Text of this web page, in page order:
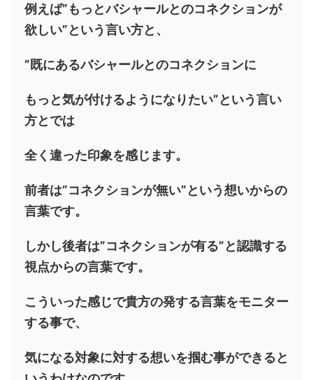
例えば”もっとバシャールとのコネクションが
欲しい”という言い方と、
”既にあるバシャールとのコネクションに
もっと気が付けるようになりたい”という言い
方とでは
全く違った印象を感じます。
前者は”コネクションが無い”という想いからの
言葉です。
しかし後者は”コネクションが有る”と認識する
視点からの言葉です。
こういった感じで貴方の発する言葉をモニター
する事で、
気になる対象に対する想いを掴む事ができると